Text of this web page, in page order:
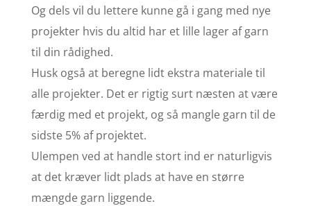
Og dels vil du lettere kunne gå i gang med nye
projekter hvis du altid har et lille lager af garn
til din rådighed.
Husk også at beregne lidt ekstra materiale til
alle projekter. Det er rigtig surt næsten at være
færdig med et projekt, og så mangle garn til de
sidste 5% af projektet.
Ulempen ved at handle stort ind er naturligvis
at det kræver lidt plads at have en større
mængde garn liggende.